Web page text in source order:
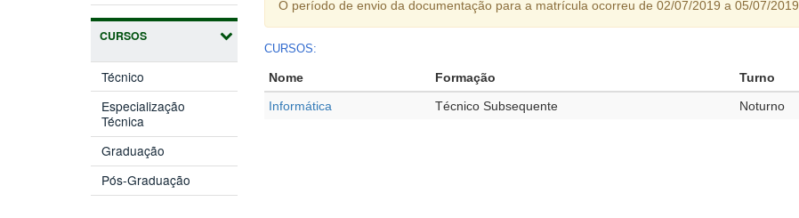
CURSOS
Técnico
Especialização
Técnica
Graduação
Pós-Graduação
O período de envio da documentação para a matrícula ocorreu de 02/07/2019 a 05/07/2019.
CURSOS:
Nome Formação Turno
Informática
Técnico Subsequente Noturno